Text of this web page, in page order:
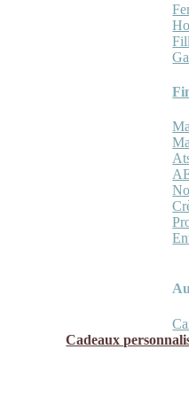
Cadeaux